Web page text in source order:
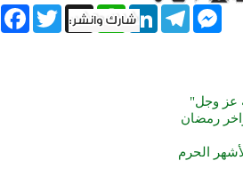
Twitter X
WhatsAppLinkedInTelegram
Messenger
عز وجل"
رمضان
الحرم